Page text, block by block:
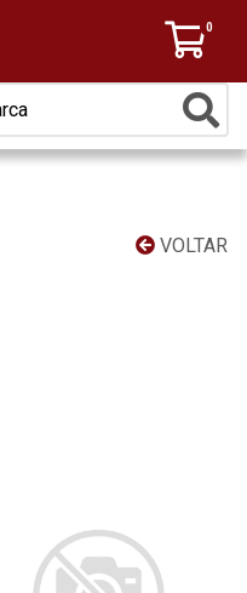
0
VOLTAR